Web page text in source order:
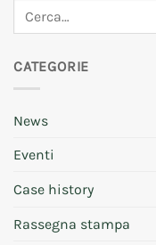
CATEGORIE
News
Eventi
Case history
Rassegna stampa